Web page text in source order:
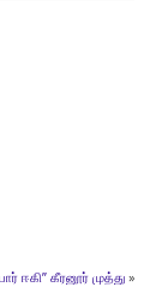
ஈகி” கீரனூர் முத்து»